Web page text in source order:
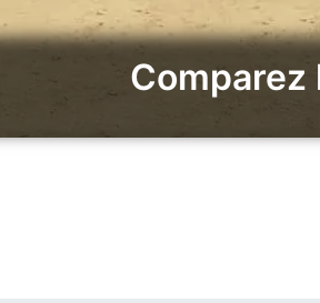
Comparez